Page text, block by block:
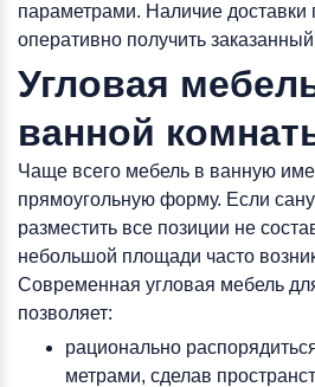
параметрами. Наличие доставки
оперативно получить
Угловая
ванной
Чаще всего мебель в ванную
прямоугольную форму. Если
разместить все позиции не
небольшой площади часто
Современная угловая мебель
позволяет:
рационально
метрами, сделав